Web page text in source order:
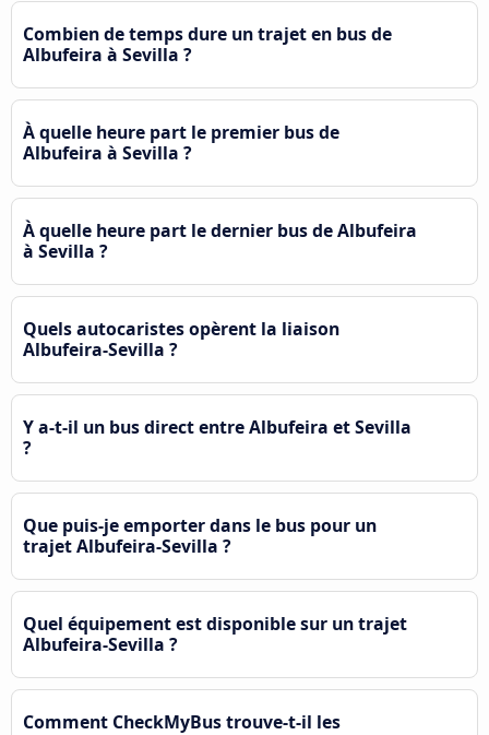
Combien de temps dure un trajet en bus de
Albufeira à Sevilla ?
À quelle heure part le premier bus de
Albufeira à Sevilla ?
À quelle heure part le dernier bus de Albufeira
à Sevilla ?
Quels autocaristes opèrent la liaison
Albufeira-Sevilla ?
Y a-t-il un bus direct entre Albufeira et Sevilla
?
Que puis-je emporter dans le bus pour un
trajet Albufeira-Sevilla ?
Quel équipement est disponible sur un trajet
Albufeira-Sevilla ?
Comment CheckMyBus trouve-t-il les